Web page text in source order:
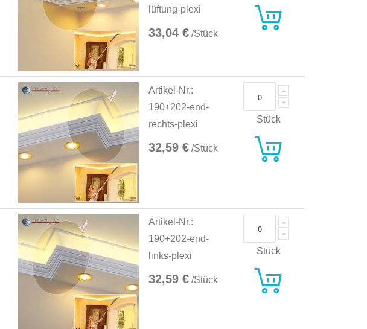
lüftung-plexi
33,04 € /Stück
Artikel-Nr.:
190+202-end-
rechts-plexi
32,59 € /Stück
Stück
Artikel-Nr.:
190+202-end-
links-plexi
32,59 € /Stück
Stück